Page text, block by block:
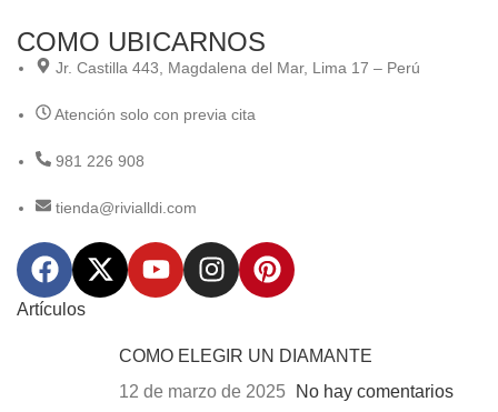
COMO UBICARNOS
Jr. Castilla 443, Magdalena del Mar, Lima 17 – Perú
Atención solo con previa cita
981 226 908
tienda@rivialldi.com
Artículos
COMO ELEGIR UN DIAMANTE
12 de marzo de 2025
No hay comentarios